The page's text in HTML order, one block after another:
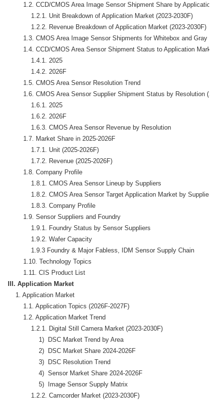
        1.2. CCD/CMOS Area Image Sensor Shipment Share by Application
            1.2.1. Unit Breakdown of Application Market (2023-2030F)
            1.2.2. Revenue Breakdown of Application Market (2023-2030F)
1.3. CMOS Area Image Sensor Shipments for Whitebox and Gray
1.4. CCD/CMOS Area Sensor Shipment Status to Application Market
            1.4.1. 2025
            1.4.2. 2026F
        1.5. CMOS Area Sensor Resolution Trend
1.6. CMOS Area Sensor Supplier Shipment Status by Resolution
            1.6.1. 2025
            1.6.2. 2026F
            1.6.3. CMOS Area Sensor Revenue by Resolution
        1.7. Market Share in 2025-2026F
            1.7.1. Unit (2025-2026F)
            1.7.2. Revenue (2025-2026F)
        1.8. Company Profile
            1.8.1. CMOS Area Sensor Lineup by Suppliers
1.8.2. CMOS Area Sensor Target Application Market by Suppliers
            1.8.3. Company Profile
        1.9. Sensor Suppliers and Foundry
            1.9.1. Foundry Status by Sensor Suppliers
            1.9.2. Wafer Capacity
            1.9.3 Foundry & Major Fabless, IDM Sensor Supply Chain
        1.10. Technology Topics
III. Application Market
    1. Application Market
        1.1. Application Topics (2026F-2027F)
        1.2. Application Market Trend
            1.2.1. Digital Still Camera Market (2023-2030F)
                1)  DSC Market Trend by Area
                2)  DSC Market Share 2024-2026F
                3)  DSC Resolution Trend
                4)  Sensor Market Share 2024-2026F
                5)  Image Sensor Supply Matrix
            1.2.2. Camcorder Market (2023-2030F)